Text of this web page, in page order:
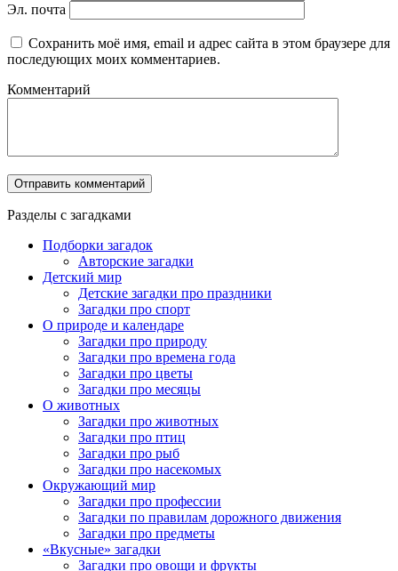
Эл. почта
Сохранить моё имя, email и адрес сайта в этом браузере для
последующих моих комментариев.
Комментарий
Разделы с загадками
Подборки загадок
Авторские загадки
Детский мир
Детские загадки про праздники
Загадки про спорт
О природе и календаре
Загадки про природу
Загадки про времена года
Загадки про цветы
Загадки про месяцы
О животных
Загадки про животных
Загадки про птиц
Загадки про рыб
Загадки про насекомых
Окружающий мир
Загадки про профессии
Загадки по правилам дорожного движения
Загадки про предметы
«Вкусные» загадки
Загадки про овощи и фрукты